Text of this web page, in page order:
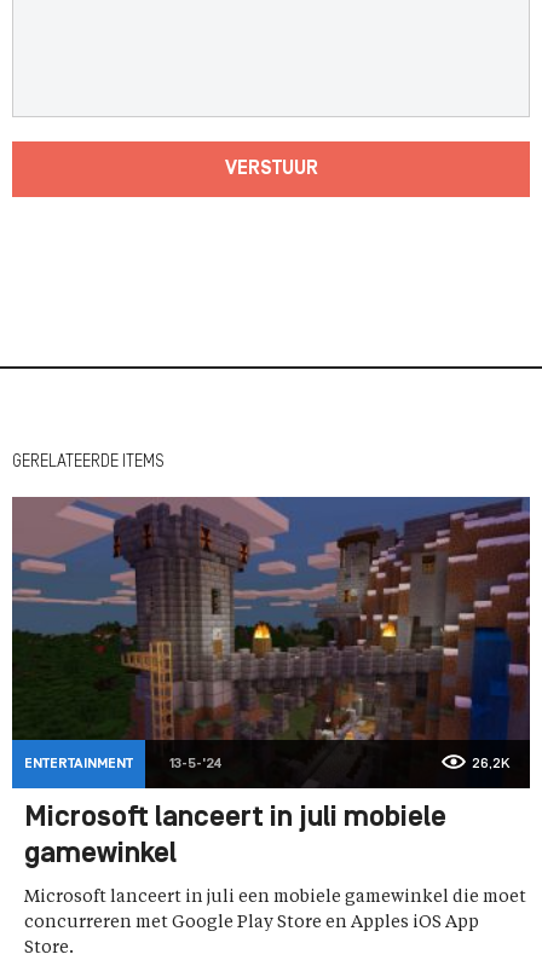
VERSTUUR
GERELATEERDE ITEMS
ENTERTAINMENT 13-5-'24 26,2K
Microsoft lanceert in juli mobiele
gamewinkel
Microsoft lanceert in juli een mobiele gamewinkel die moet
concurreren met Google Play Store en Apples iOS App
Store.